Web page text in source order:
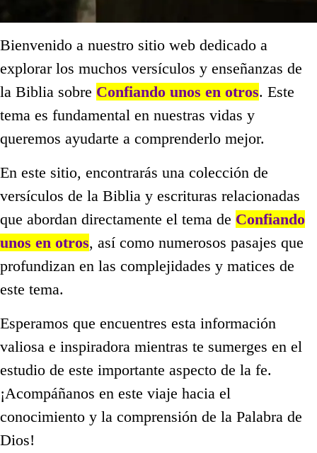
Bienvenido a nuestro sitio web dedicado a
explorar los muchos versículos y enseñanzas de
la Biblia sobre Confiando unos en otros. Este
tema es fundamental en nuestras vidas y
queremos ayudarte a comprenderlo mejor.
En este sitio, encontrarás una colección de
versículos de la Biblia y escrituras relacionadas
que abordan directamente el tema de Confiando
unos en otros, así como numerosos pasajes que
profundizan en las complejidades y matices de
este tema.
Esperamos que encuentres esta información
valiosa e inspiradora mientras te sumerges en el
estudio de este importante aspecto de la fe.
¡Acompáñanos en este viaje hacia el
conocimiento y la comprensión de la Palabra de
Dios!